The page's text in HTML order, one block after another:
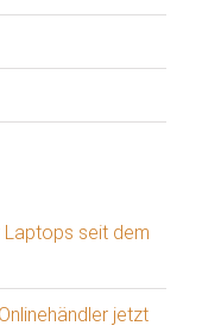
Laptops seit dem
jetzt